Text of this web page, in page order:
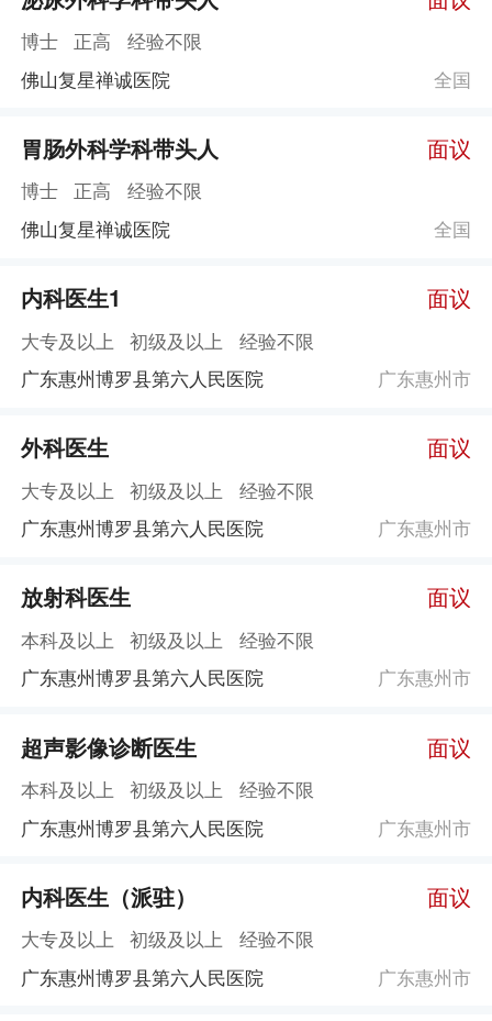
博士 正高
经验不限
佛山复星禅诚医院
全国
胃肠外科学科带头人 面议
博士 正高
经验不限
佛山复星禅诚医院
全国
内科医生1 面议
大专及以上 初级及以上
经验不限
广东惠州博罗县第六人民医院
广东惠州市
外科医生 面议
大专及以上 初级及以上
经验不限
广东惠州博罗县第六人民医院
广东惠州市
放射科医生 面议
本科及以上 初级及以上
经验不限
广东惠州博罗县第六人民医院
广东惠州市
超声影像诊断医生 面议
本科及以上 初级及以上
经验不限
广东惠州博罗县第六人民医院
广东惠州市
内科医生（派驻） 面议
大专及以上 初级及以上
经验不限
广东惠州博罗县第六人民医院
广东惠州市